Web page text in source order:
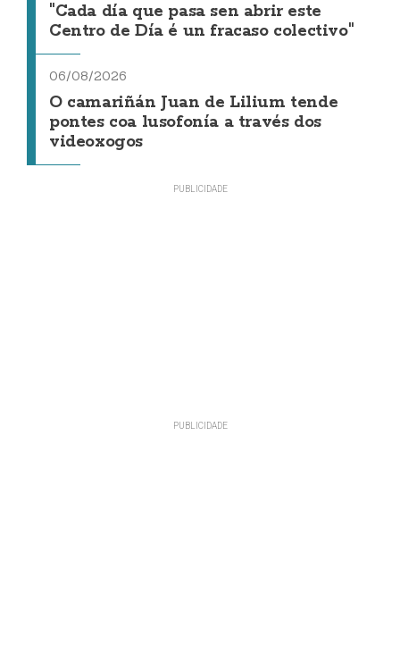
"Cada día que pasa sen abrir este
Centro de Día é un fracaso colectivo"
06/08/2026
O camariñán Juan de Lilium tende
pontes coa lusofonía a través dos
videoxogos